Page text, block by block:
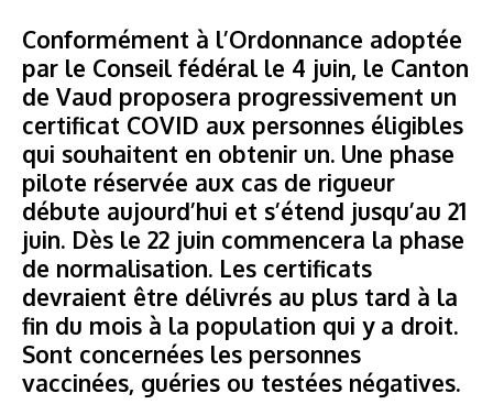
Conformément à l’Ordonnance adoptée
par le Conseil fédéral le 4 juin, le Canton
de Vaud proposera progressivement un
certificat COVID aux personnes éligibles
qui souhaitent en obtenir un. Une phase
pilote réservée aux cas de rigueur
débute aujourd’hui et s’étend jusqu’au 21
juin. Dès le 22 juin commencera la phase
de normalisation. Les certificats
devraient être délivrés au plus tard à la
fin du mois à la population qui y a droit.
Sont concernées les personnes
vaccinées, guéries ou testées négatives.